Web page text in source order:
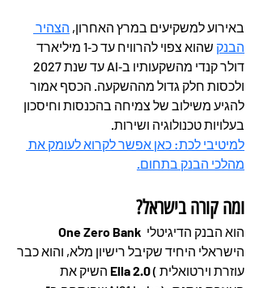
באירוע למשקיעים במרץ האחרון, הצהיר
הבנק
שהוא צפוי להרוויח עד כ‑1 מיליארד
ולכסות חלק גדול מההשקעה. הכסף אמור
להגיע משילוב של צמיחה בהכנסות וחיסכון
בעלויות טכנולוגיה ושירות.
למיטיבי לכת: כאן אפשר לקרוא לעומק את
מהלכי הבנק בתחום.
ומה קורה בישראל?
One Zero Bank
הישראלי היחיד שקיבל רישיון מלא, והוא כבר
Ella 2.0 (עוזרת וירטואלית